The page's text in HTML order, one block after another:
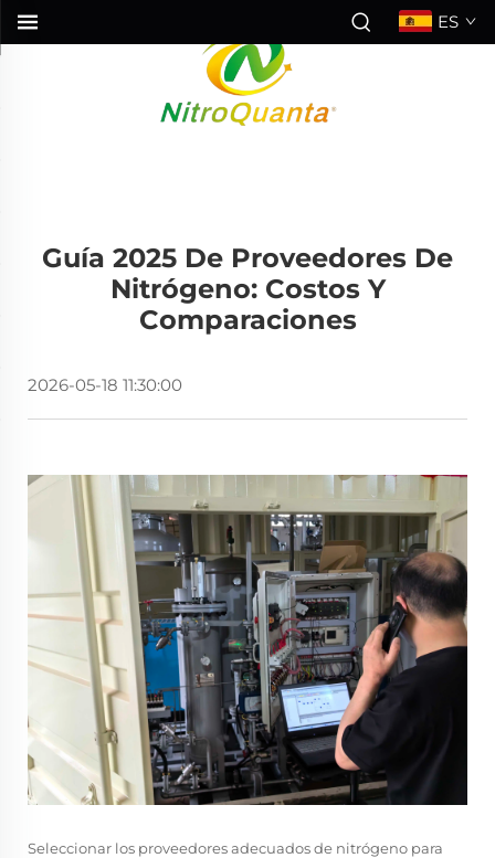
ES
Guía 2025 De Proveedores De
Nitrógeno: Costos Y
Comparaciones
2026-05-18 11:30:00
Seleccionar los proveedores adecuados de nitrógeno para